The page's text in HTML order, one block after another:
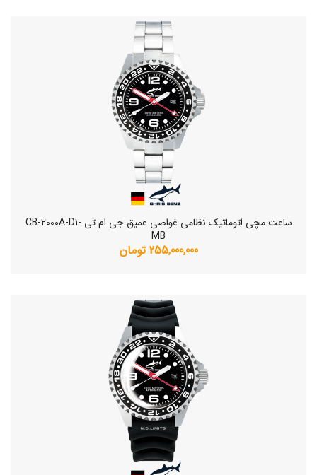
ساعت مچی اتوماتیک نظامی غواصی عمیق جی ام تی CB-2000A-D1-
MB
255,000,000 تومان